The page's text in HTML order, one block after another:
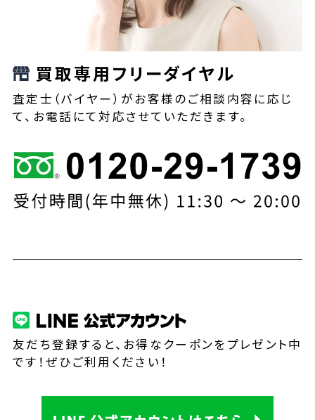
買取専用フリーダイヤル
査定士（バイヤー）がお客様のご相談内容に応じ
て、お電話にて対応させていただきます。
友だち登録すると、お得なクーポンをプレゼント中
です！ぜひご利用ください！